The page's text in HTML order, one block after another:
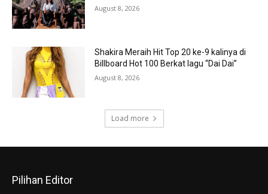
August 8, 2026
Shakira Meraih Hit Top 20 ke-9 kalinya di
Billboard Hot 100 Berkat lagu “Dai Dai”
August 8, 2026
Load more
Pilihan Editor